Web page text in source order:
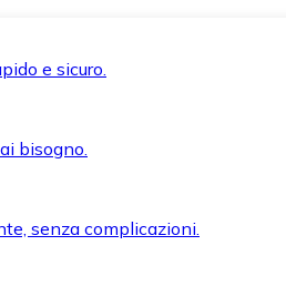
e sicuro.
bisogno.
senza complicazioni.